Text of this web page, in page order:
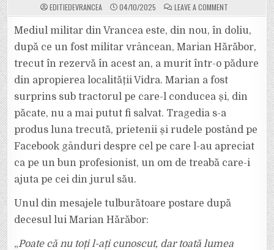
EDITIEDEVRANCEA 04/10/2025 LEAVE A COMMENTON
UN
VRÂNCEAN
ÎN
REZERVĂ,
MARIAN
HĂRĂBOR,
A
LA
VEȘNICE
DUPĂ
PRODUS
ÎNTR-
PĂDURE
LÂNGĂ
VIDRA
Mediul militar din Vrancea este, din nou, în doliu,
după ce un fost militar vrâncean, Marian Hărăbor,
trecut în rezervă în acest an, a murit într-o pădure
din apropierea localității Vidra. Marian a fost
surprins sub tractorul pe care-l conducea și, din
păcate, nu a mai putut fi salvat. Tragedia s-a
produs luna trecută, prietenii și rudele postând pe
Facebook gânduri despre cel pe care l-au apreciat
ca pe un bun profesionist, un om de treabă care-i
ajuta pe cei din jurul său.
Unul din mesajele tulburătoare postare după
decesul lui Marian Hărăbor:
„Poate că nu toți l-ați cunoscut, dar toată lumea